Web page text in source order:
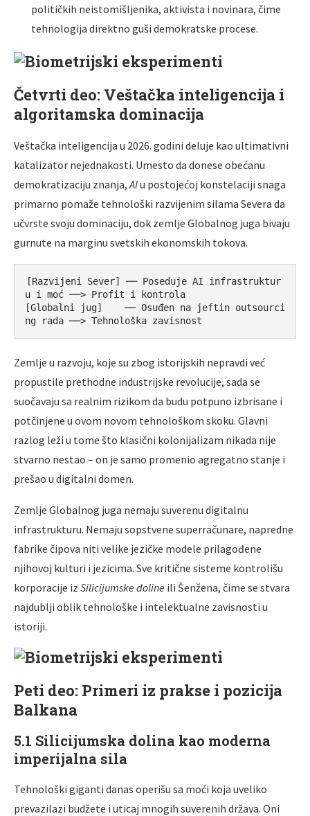
političkih neistomišljenika, aktivista i novinara, čime
tehnologija direktno guši demokratske procese.
Četvrti deo: Veštačka inteligencija i
algoritamska dominacija
Veštačka inteligencija u 2026. godini deluje kao ultimativni
katalizator nejednakosti. Umesto da donese obećanu
demokratizaciju znanja, AIu postojećoj konstelaciji snaga
primarno pomaže tehnološki razvijenim silama Severa da
učvrste svoju dominaciju, dok zemlje Globalnog juga bivaju
gurnute na marginu svetskih ekonomskih tokova.
[Razvijeni Sever] ── Poseduje AI infrastruktur
u i moć ──> Profit i kontrola
[Globalni jug]    ── Osuđen na jeftin outsourci
Zemlje u razvoju, koje su zbog istorijskih nepravdi već
propustile prethodne industrijske revolucije, sada se
suočavaju sa realnim rizikom da budu potpuno izbrisane i
potčinjene u ovom novom tehnološkom skoku. Glavni
razlog leži u tome što klasični kolonijalizam nikada nije
stvarno nestao – on je samo promenio agregatno stanje i
prešao u digitalni domen.
Zemlje Globalnog juga nemaju suverenu digitalnu
infrastrukturu. Nemaju sopstvene superračunare, napredne
fabrike čipova niti velike jezičke modele prilagođene
njihovoj kulturi i jezicima. Sve kritične sisteme kontrolišu
korporacije iz Silicijumske doline ili Šenžena, čime se stvara
najdublji oblik tehnološke i intelektualne zavisnosti u
istoriji.
Peti deo: Primeri iz prakse i pozicija
Balkana
5.1 Silicijumska dolina kao moderna
imperijalna sila
Tehnološki giganti danas operišu sa moći koja uveliko
prevazilazi budžete i uticaj mnogih suverenih država. Oni